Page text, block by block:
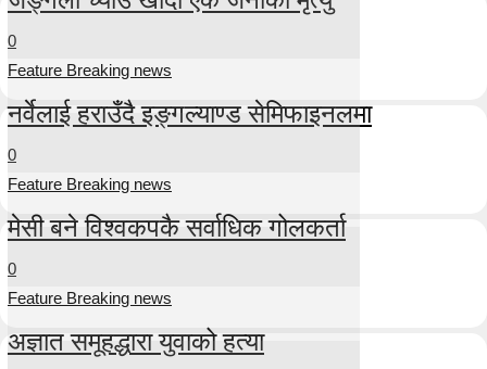
0
Feature Breaking news
नर्वेलाई हराउँदै इङ्गल्याण्ड सेमिफाइनलमा
0
Feature Breaking news
मेसी बने विश्वकपकै सर्वाधिक गोलकर्ता
0
Feature Breaking news
अज्ञात समूहद्धारा युवाको हत्या